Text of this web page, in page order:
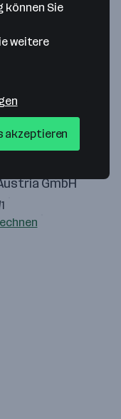
Karte
GmbH
können Sie
weitere
akzeptieren